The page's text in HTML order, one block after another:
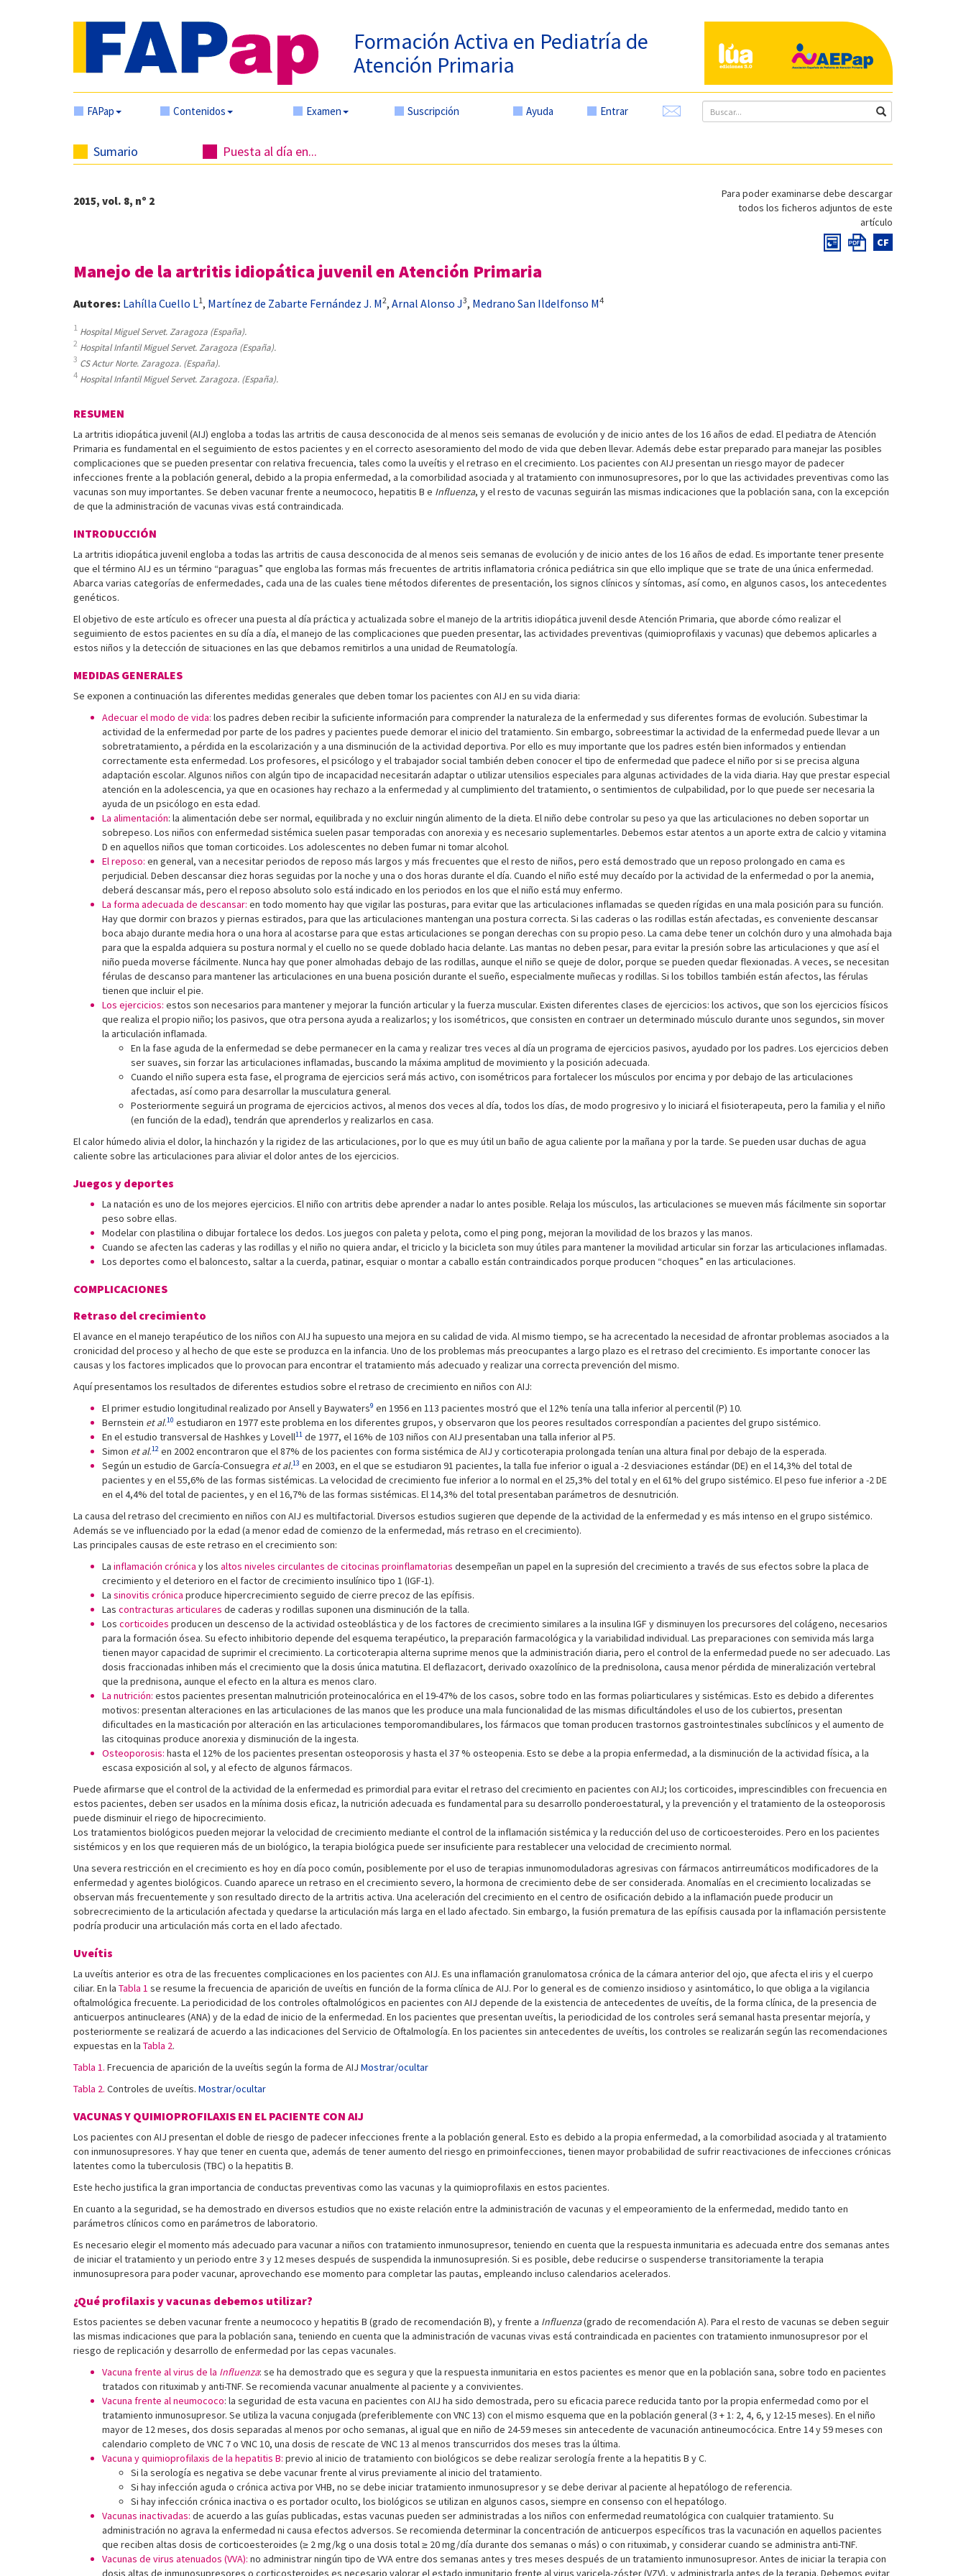
Formación Activa en Pediatría de
Atención Primaria
FAPap Contenidos Examen Suscripción Ayuda Entrar
Sumario Puesta al día en...
Para poder examinarse debe descargar
todos los ficheros adjuntos de este
artículo
CF
2015, vol. 8, nº 2
Manejo de la artritis idiopática juvenil en Atención Primaria
Autores: Lahílla Cuello L1, Martínez de Zabarte Fernández J. M2, Arnal Alonso J3, Medrano San Ildelfonso M4
1 Hospital Miguel Servet. Zaragoza (España).
2 Hospital Infantil Miguel Servet. Zaragoza (España).
3 CS Actur Norte. Zaragoza. (España).
4 Hospital Infantil Miguel Servet. Zaragoza. (España).
RESUMEN
La artritis idiopática juvenil (AIJ) engloba a todas las artritis de causa desconocida de al menos seis semanas de evolución y de inicio antes de los 16 años de edad. El pediatra de Atención
Primaria es fundamental en el seguimiento de estos pacientes y en el correcto asesoramiento del modo de vida que deben llevar. Además debe estar preparado para manejar las posibles
complicaciones que se pueden presentar con relativa frecuencia, tales como la uveítis y el retraso en el crecimiento. Los pacientes con AIJ presentan un riesgo mayor de padecer
infecciones frente a la población general, debido a la propia enfermedad, a la comorbilidad asociada y al tratamiento con inmunosupresores, por lo que las actividades preventivas como las
vacunas son muy importantes. Se deben vacunar frente a neumococo, hepatitis B e Influenza, y el resto de vacunas seguirán las mismas indicaciones que la población sana, con la excepción
de que la administración de vacunas vivas está contraindicada.
INTRODUCCIÓN
La artritis idiopática juvenil engloba a todas las artritis de causa desconocida de al menos seis semanas de evolución y de inicio antes de los 16 años de edad. Es importante tener presente
que el término AIJ es un término “paraguas” que engloba las formas más frecuentes de artritis inflamatoria crónica pediátrica sin que ello implique que se trate de una única enfermedad.
Abarca varias categorías de enfermedades, cada una de las cuales tiene métodos diferentes de presentación, los signos clínicos y síntomas, así como, en algunos casos, los antecedentes
genéticos.
El objetivo de este artículo es ofrecer una puesta al día práctica y actualizada sobre el manejo de la artritis idiopática juvenil desde Atención Primaria, que aborde cómo realizar el
seguimiento de estos pacientes en su día a día, el manejo de las complicaciones que pueden presentar, las actividades preventivas (quimioprofilaxis y vacunas) que debemos aplicarles a
estos niños y la detección de situaciones en las que debamos remitirlos a una unidad de Reumatología.
MEDIDAS GENERALES
Se exponen a continuación las diferentes medidas generales que deben tomar los pacientes con AIJ en su vida diaria:
Adecuar el modo de vida: los padres deben recibir la suficiente información para comprender la naturaleza de la enfermedad y sus diferentes formas de evolución. Subestimar la
actividad de la enfermedad por parte de los padres y pacientes puede demorar el inicio del tratamiento. Sin embargo, sobreestimar la actividad de la enfermedad puede llevar a un
sobretratamiento, a pérdida en la escolarización y a una disminución de la actividad deportiva. Por ello es muy importante que los padres estén bien informados y entiendan
correctamente esta enfermedad. Los profesores, el psicólogo y el trabajador social también deben conocer el tipo de enfermedad que padece el niño por si se precisa alguna
adaptación escolar. Algunos niños con algún tipo de incapacidad necesitarán adaptar o utilizar utensilios especiales para algunas actividades de la vida diaria. Hay que prestar especial
atención en la adolescencia, ya que en ocasiones hay rechazo a la enfermedad y al cumplimiento del tratamiento, o sentimientos de culpabilidad, por lo que puede ser necesaria la
ayuda de un psicólogo en esta edad.
La alimentación: la alimentación debe ser normal, equilibrada y no excluir ningún alimento de la dieta. El niño debe controlar su peso ya que las articulaciones no deben soportar un
sobrepeso. Los niños con enfermedad sistémica suelen pasar temporadas con anorexia y es necesario suplementarles. Debemos estar atentos a un aporte extra de calcio y vitamina
D en aquellos niños que toman corticoides. Los adolescentes no deben fumar ni tomar alcohol.
El reposo: en general, van a necesitar periodos de reposo más largos y más frecuentes que el resto de niños, pero está demostrado que un reposo prolongado en cama es
perjudicial. Deben descansar diez horas seguidas por la noche y una o dos horas durante el día. Cuando el niño esté muy decaído por la actividad de la enfermedad o por la anemia,
deberá descansar más, pero el reposo absoluto solo está indicado en los periodos en los que el niño está muy enfermo.
La forma adecuada de descansar: en todo momento hay que vigilar las posturas, para evitar que las articulaciones inflamadas se queden rígidas en una mala posición para su función.
Hay que dormir con brazos y piernas estirados, para que las articulaciones mantengan una postura correcta. Si las caderas o las rodillas están afectadas, es conveniente descansar
boca abajo durante media hora o una hora al acostarse para que estas articulaciones se pongan derechas con su propio peso. La cama debe tener un colchón duro y una almohada baja
para que la espalda adquiera su postura normal y el cuello no se quede doblado hacia delante. Las mantas no deben pesar, para evitar la presión sobre las articulaciones y que así el
niño pueda moverse fácilmente. Nunca hay que poner almohadas debajo de las rodillas, aunque el niño se queje de dolor, porque se pueden quedar flexionadas. A veces, se necesitan
férulas de descanso para mantener las articulaciones en una buena posición durante el sueño, especialmente muñecas y rodillas. Si los tobillos también están afectos, las férulas
tienen que incluir el pie.
Los ejercicios: estos son necesarios para mantener y mejorar la función articular y la fuerza muscular. Existen diferentes clases de ejercicios: los activos, que son los ejercicios físicos
que realiza el propio niño; los pasivos, que otra persona ayuda a realizarlos; y los isométricos, que consisten en contraer un determinado músculo durante unos segundos, sin mover
la articulación inflamada.
En la fase aguda de la enfermedad se debe permanecer en la cama y realizar tres veces al día un programa de ejercicios pasivos, ayudado por los padres. Los ejercicios deben
ser suaves, sin forzar las articulaciones inflamadas, buscando la máxima amplitud de movimiento y la posición adecuada.
Cuando el niño supera esta fase, el programa de ejercicios será más activo, con isométricos para fortalecer los músculos por encima y por debajo de las articulaciones
afectadas, así como para desarrollar la musculatura general.
Posteriormente seguirá un programa de ejercicios activos, al menos dos veces al día, todos los días, de modo progresivo y lo iniciará el fisioterapeuta, pero la familia y el niño
(en función de la edad), tendrán que aprenderlos y realizarlos en casa.
El calor húmedo alivia el dolor, la hinchazón y la rigidez de las articulaciones, por lo que es muy útil un baño de agua caliente por la mañana y por la tarde. Se pueden usar duchas de agua
caliente sobre las articulaciones para aliviar el dolor antes de los ejercicios.
Juegos y deportes
La natación es uno de los mejores ejercicios. El niño con artritis debe aprender a nadar lo antes posible. Relaja los músculos, las articulaciones se mueven más fácilmente sin soportar
peso sobre ellas.
Modelar con plastilina o dibujar fortalece los dedos. Los juegos con paleta y pelota, como el ping pong, mejoran la movilidad de los brazos y las manos.
Cuando se afecten las caderas y las rodillas y el niño no quiera andar, el triciclo y la bicicleta son muy útiles para mantener la movilidad articular sin forzar las articulaciones inflamadas.
Los deportes como el baloncesto, saltar a la cuerda, patinar, esquiar o montar a caballo están contraindicados porque producen “choques” en las articulaciones.
COMPLICACIONES
Retraso del crecimiento
El avance en el manejo terapéutico de los niños con AIJ ha supuesto una mejora en su calidad de vida. Al mismo tiempo, se ha acrecentado la necesidad de afrontar problemas asociados a la
cronicidad del proceso y al hecho de que este se produzca en la infancia. Uno de los problemas más preocupantes a largo plazo es el retraso del crecimiento. Es importante conocer las
causas y los factores implicados que lo provocan para encontrar el tratamiento más adecuado y realizar una correcta prevención del mismo.
Aquí presentamos los resultados de diferentes estudios sobre el retraso de crecimiento en niños con AIJ:
El primer estudio longitudinal realizado por Ansell y Baywaters9 en 1956 en 113 pacientes mostró que el 12% tenía una talla inferior al percentil (P) 10.
Bernstein et al.10 estudiaron en 1977 este problema en los diferentes grupos, y observaron que los peores resultados correspondían a pacientes del grupo sistémico.
En el estudio transversal de Hashkes y Lovell11 de 1977, el 16% de 103 niños con AIJ presentaban una talla inferior al P5.
Simon et al.12 en 2002 encontraron que el 87% de los pacientes con forma sistémica de AIJ y corticoterapia prolongada tenían una altura final por debajo de la esperada.
Según un estudio de García-Consuegra et al.13 en 2003, en el que se estudiaron 91 pacientes, la talla fue inferior o igual a -2 desviaciones estándar (DE) en el 14,3% del total de
pacientes y en el 55,6% de las formas sistémicas. La velocidad de crecimiento fue inferior a lo normal en el 25,3% del total y en el 61% del grupo sistémico. El peso fue inferior a -2 DE
en el 4,4% del total de pacientes, y en el 16,7% de las formas sistémicas. El 14,3% del total presentaban parámetros de desnutrición.
La causa del retraso del crecimiento en niños con AIJ es multifactorial. Diversos estudios sugieren que depende de la actividad de la enfermedad y es más intenso en el grupo sistémico.
Además se ve influenciado por la edad (a menor edad de comienzo de la enfermedad, más retraso en el crecimiento).
Las principales causas de este retraso en el crecimiento son:
La inflamación crónica y los altos niveles circulantes de citocinas proinflamatorias desempeñan un papel en la supresión del crecimiento a través de sus efectos sobre la placa de
crecimiento y el deterioro en el factor de crecimiento insulínico tipo 1 (IGF-1).
La sinovitis crónica produce hipercrecimiento seguido de cierre precoz de las epífisis.
Las contracturas articulares de caderas y rodillas suponen una disminución de la talla.
Los corticoides producen un descenso de la actividad osteoblástica y de los factores de crecimiento similares a la insulina IGF y disminuyen los precursores del colágeno, necesarios
para la formación ósea. Su efecto inhibitorio depende del esquema terapéutico, la preparación farmacológica y la variabilidad individual. Las preparaciones con semivida más larga
tienen mayor capacidad de suprimir el crecimiento. La corticoterapia alterna suprime menos que la administración diaria, pero el control de la enfermedad puede no ser adecuado. Las
dosis fraccionadas inhiben más el crecimiento que la dosis única matutina. El deflazacort, derivado oxazolínico de la prednisolona, causa menor pérdida de mineralización vertebral
que la prednisona, aunque el efecto en la altura es menos claro.
La nutrición: estos pacientes presentan malnutrición proteinocalórica en el 19-47% de los casos, sobre todo en las formas poliarticulares y sistémicas. Esto es debido a diferentes
motivos: presentan alteraciones en las articulaciones de las manos que les produce una mala funcionalidad de las mismas dificultándoles el uso de los cubiertos, presentan
dificultades en la masticación por alteración en las articulaciones temporomandibulares, los fármacos que toman producen trastornos gastrointestinales subclínicos y el aumento de
las citoquinas produce anorexia y disminución de la ingesta.
Osteoporosis: hasta el 12% de los pacientes presentan osteoporosis y hasta el 37 % osteopenia. Esto se debe a la propia enfermedad, a la disminución de la actividad física, a la
escasa exposición al sol, y al efecto de algunos fármacos.
Puede afirmarse que el control de la actividad de la enfermedad es primordial para evitar el retraso del crecimiento en pacientes con AIJ; los corticoides, imprescindibles con frecuencia en
estos pacientes, deben ser usados en la mínima dosis eficaz, la nutrición adecuada es fundamental para su desarrollo ponderoestatural, y la prevención y el tratamiento de la osteoporosis
puede disminuir el riego de hipocrecimiento.
Los tratamientos biológicos pueden mejorar la velocidad de crecimiento mediante el control de la inflamación sistémica y la reducción del uso de corticoesteroides. Pero en los pacientes
sistémicos y en los que requieren más de un biológico, la terapia biológica puede ser insuficiente para restablecer una velocidad de crecimiento normal.
Una severa restricción en el crecimiento es hoy en día poco común, posiblemente por el uso de terapias inmunomoduladoras agresivas con fármacos antirreumáticos modificadores de la
enfermedad y agentes biológicos. Cuando aparece un retraso en el crecimiento severo, la hormona de crecimiento debe de ser considerada. Anomalías en el crecimiento localizadas se
observan más frecuentemente y son resultado directo de la artritis activa. Una aceleración del crecimiento en el centro de osificación debido a la inflamación puede producir un
sobrecrecimiento de la articulación afectada y quedarse la articulación más larga en el lado afectado. Sin embargo, la fusión prematura de las epífisis causada por la inflamación persistente
podría producir una articulación más corta en el lado afectado.
Uveítis
La uveítis anterior es otra de las frecuentes complicaciones en los pacientes con AIJ. Es una inflamación granulomatosa crónica de la cámara anterior del ojo, que afecta el iris y el cuerpo
ciliar. En la Tabla 1 se resume la frecuencia de aparición de uveítis en función de la forma clínica de AIJ. Por lo general es de comienzo insidioso y asintomático, lo que obliga a la vigilancia
oftalmológica frecuente. La periodicidad de los controles oftalmológicos en pacientes con AIJ depende de la existencia de antecedentes de uveítis, de la forma clínica, de la presencia de
anticuerpos antinucleares (ANA) y de la edad de inicio de la enfermedad. En los pacientes que presentan uveítis, la periodicidad de los controles será semanal hasta presentar mejoría, y
posteriormente se realizará de acuerdo a las indicaciones del Servicio de Oftalmología. En los pacientes sin antecedentes de uveítis, los controles se realizarán según las recomendaciones
expuestas en la Tabla 2.
Tabla 1. Frecuencia de aparición de la uveítis según la forma de AIJ Mostrar/ocultar
Tabla 2. Controles de uveítis. Mostrar/ocultar
VACUNAS Y QUIMIOPROFILAXIS EN EL PACIENTE CON AIJ
Los pacientes con AIJ presentan el doble de riesgo de padecer infecciones frente a la población general. Esto es debido a la propia enfermedad, a la comorbilidad asociada y al tratamiento
con inmunosupresores. Y hay que tener en cuenta que, además de tener aumento del riesgo en primoinfecciones, tienen mayor probabilidad de sufrir reactivaciones de infecciones crónicas
latentes como la tuberculosis (TBC) o la hepatitis B.
Este hecho justifica la gran importancia de conductas preventivas como las vacunas y la quimioprofilaxis en estos pacientes.
En cuanto a la seguridad, se ha demostrado en diversos estudios que no existe relación entre la administración de vacunas y el empeoramiento de la enfermedad, medido tanto en
parámetros clínicos como en parámetros de laboratorio.
Es necesario elegir el momento más adecuado para vacunar a niños con tratamiento inmunosupresor, teniendo en cuenta que la respuesta inmunitaria es adecuada entre dos semanas antes
de iniciar el tratamiento y un periodo entre 3 y 12 meses después de suspendida la inmunosupresión. Si es posible, debe reducirse o suspenderse transitoriamente la terapia
inmunosupresora para poder vacunar, aprovechando ese momento para completar las pautas, empleando incluso calendarios acelerados.
¿Qué profilaxis y vacunas debemos utilizar?
Estos pacientes se deben vacunar frente a neumococo y hepatitis B (grado de recomendación B), y frente a Influenza(grado de recomendación A). Para el resto de vacunas se deben seguir
las mismas indicaciones que para la población sana, teniendo en cuenta que la administración de vacunas vivas está contraindicada en pacientes con tratamiento inmunosupresor por el
riesgo de replicación y desarrollo de enfermedad por las cepas vacunales.
Vacuna frente al virus de la Influenza: se ha demostrado que es segura y que la respuesta inmunitaria en estos pacientes es menor que en la población sana, sobre todo en pacientes
tratados con rituximab y anti-TNF. Se recomienda vacunar anualmente al paciente y a convivientes.
Vacuna frente al neumococo: la seguridad de esta vacuna en pacientes con AIJ ha sido demostrada, pero su eficacia parece reducida tanto por la propia enfermedad como por el
tratamiento inmunosupresor. Se utiliza la vacuna conjugada (preferiblemente con VNC 13) con el mismo esquema que en la población general (3 + 1: 2, 4, 6, y 12-15 meses). En el niño
mayor de 12 meses, dos dosis separadas al menos por ocho semanas, al igual que en niño de 24-59 meses sin antecedente de vacunación antineumocócica. Entre 14 y 59 meses con
calendario completo de VNC 7 o VNC 10, una dosis de rescate de VNC 13 al menos transcurridos dos meses tras la última.
Vacuna y quimioprofilaxis de la hepatitis B: previo al inicio de tratamiento con biológicos se debe realizar serología frente a la hepatitis B y C.
Si la serología es negativa se debe vacunar frente al virus previamente al inicio del tratamiento.
Si hay infección aguda o crónica activa por VHB, no se debe iniciar tratamiento inmunosupresor y se debe derivar al paciente al hepatólogo de referencia.
Si hay infección crónica inactiva o es portador oculto, los biológicos se utilizan en algunos casos, siempre en consenso con el hepatólogo.
Vacunas inactivadas: de acuerdo a las guías publicadas, estas vacunas pueden ser administradas a los niños con enfermedad reumatológica con cualquier tratamiento. Su
administración no agrava la enfermedad ni causa efectos adversos. Se recomienda determinar la concentración de anticuerpos específicos tras la vacunación en aquellos pacientes
que reciben altas dosis de corticoesteroides (≥ 2 mg/kg o una dosis total ≥ 20 mg/día durante dos semanas o más) o con rituximab, y considerar cuando se administra anti-TNF.
Vacunas de virus atenuados (VVA): no administrar ningún tipo de VVA entre dos semanas antes y tres meses después de un tratamiento inmunosupresor. Antes de iniciar la terapia con
dosis altas de inmunosupresores o corticosteroides es necesario valorar el estado inmunitario frente al virus varicela-zóster (VZV), y administrarla antes de la terapia. Debemos evitar